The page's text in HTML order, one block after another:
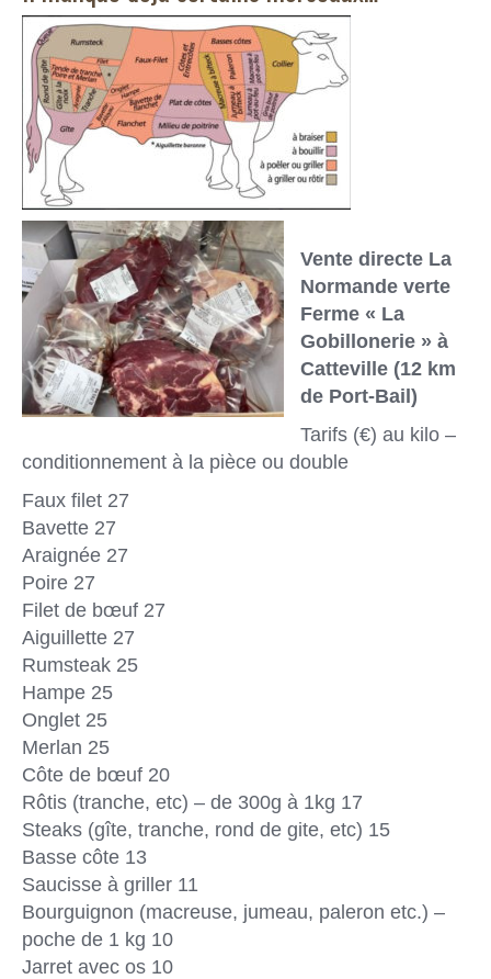
Vente directe La
Normande verte
Ferme « La
Gobillonerie » à
Catteville (12 km
de Port-Bail)
Tarifs (€) au kilo –
conditionnement à la pièce ou double
Faux filet 27
Bavette 27
Araignée 27
Poire 27
Filet de bœuf 27
Aiguillette 27
Rumsteak 25
Hampe 25
Onglet 25
Merlan 25
Côte de bœuf 20
Rôtis (tranche, etc) – de 300g à 1kg 17
Steaks (gîte, tranche, rond de gite, etc) 15
Basse côte 13
Saucisse à griller 11
Bourguignon (macreuse, jumeau, paleron etc.) –
poche de 1 kg 10
Jarret avec os 10